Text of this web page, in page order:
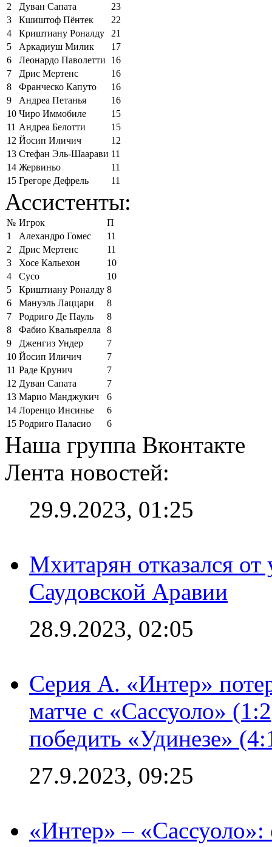
2
Дуван Сапата
23
3
Кшиштоф Пёнтек
22
4
Криштиану Роналду
21
5
Аркадиуш Милик
17
6
Леонардо Паволетти
16
7
Дрис Мертенс
16
8
Франческо Капуто
16
9
Андреа Петанья
16
10 Чиро Иммобиле
15
11 Андреа Белотти
15
12 Йосип Иличич
12
13 Стефан Эль-Шаарави 11
14 Жервиньо
11
15 Грегоре Дефрель 11
Ассистенты:
№ Игрок
П
1
Алехандро Гомес
11
2
Дрис Мертенс
11
3
Хосе Кальехон
10
4
Сусо
10
5
Криштиану Роналду 8
6
Мануэль Лаццари
8
7
Родриго Де Пауль
8
8
Фабио Квальярелла
8
9
Дженгиз Ундер
7
10 Йосип Иличич
7
11 Раде Крунич
7
12 Дуван Сапата
7
13 Марио Манджукич
6
14 Лоренцо Инсинье
6
15 Родриго Паласио 6
Наша группа Вконтакте
Лента новостей:
29.9.2023, 01:25
Мхитарян отказался от
Саудовской Аравии
28.9.2023, 02:05
Серия А. «Интер»
матче с «Сассуоло»
победить «Удинезе»
27.9.2023, 09:25
«Интер» –